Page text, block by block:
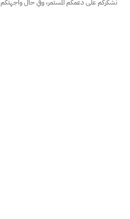
نشكركم على دعمكم المستمر، وفي حال واجهتكم